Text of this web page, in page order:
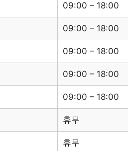
09:00 – 18:00
09:00 – 18:00
09:00 – 18:00
09:00 – 18:00
09:00 – 18:00
휴무
휴무